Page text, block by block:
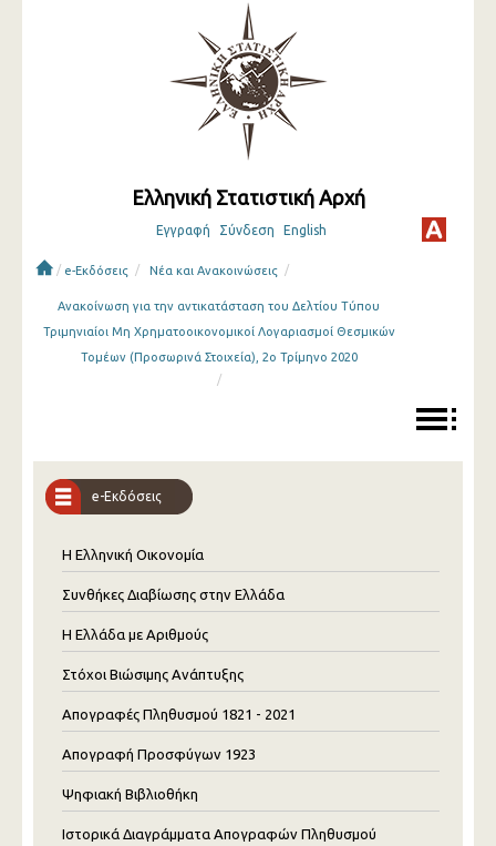
Ελληνική Στατιστική Αρχή
Εγγραφή Σύνδεση English
/ e-Εκδόσεις / Νέα και Ανακοινώσεις /
Ανακοίνωση για την αντικατάσταση του Δελτίου Τύπου
Τριμηνιαίοι Μη Χρηματοοικονομικοί Λογαριασμοί Θεσμικών
Τομέων (Προσωρινά Στοιχεία), 2ο Τρίμηνο 2020
/
e-Εκδόσεις
Η Ελληνική Οικονομία
Συνθήκες Διαβίωσης στην Ελλάδα
Η Ελλάδα με Αριθμούς
Στόχοι Βιώσιμης Ανάπτυξης
Απογραφές Πληθυσμού 1821 - 2021
Απογραφή Προσφύγων 1923
Ψηφιακή Βιβλιοθήκη
Ιστορικά Διαγράμματα Απογραφών Πληθυσμού